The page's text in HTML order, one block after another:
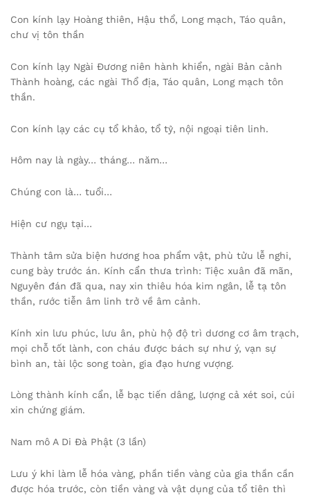
Con kính lạy Hoàng thiên, Hậu thổ, Long mạch, Táo quân,
chư vị tôn thần
Con kính lạy Ngài Đương niên hành khiển, ngài Bản cảnh
Thành hoàng, các ngài Thổ địa, Táo quân, Long mạch tôn
thần.
Con kính lạy các cụ tổ khảo, tổ tỷ, nội ngoại tiên linh.
Hôm nay là ngày… tháng… năm…
Chúng con là… tuổi…
Hiện cư ngụ tại…
Thành tâm sửa biện hương hoa phẩm vật, phù tửu lễ nghi,
cung bày trước án. Kính cẩn thưa trình: Tiệc xuân đã mãn,
Nguyên đán đã qua, nay xin thiêu hóa kim ngân, lễ tạ tôn
thần, rước tiễn âm linh trở về âm cảnh.
Kính xin lưu phúc, lưu ân, phù hộ độ trì dương cơ âm trạch,
mọi chỗ tốt lành, con cháu được bách sự như ý, vạn sự
bình an, tài lộc song toàn, gia đạo hưng vượng.
Lòng thành kính cẩn, lễ bạc tiến dâng, lượng cả xét soi, cúi
xin chứng giám.
Nam mô A Di Đà Phật (3 lần)
Lưu ý khi làm lễ hóa vàng, phần tiền vàng của gia thần cần
được hóa trước, còn tiền vàng và vật dụng của tổ tiên thì